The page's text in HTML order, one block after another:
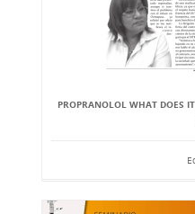
PROPRANOLOL WHAT DOES